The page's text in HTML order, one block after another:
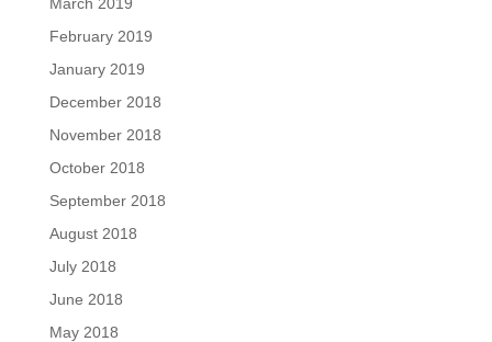
February 2019
January 2019
December 2018
November 2018
October 2018
September 2018
August 2018
July 2018
June 2018
May 2018